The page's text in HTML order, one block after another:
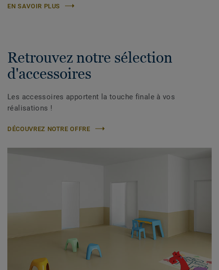
EN SAVOIR PLUS
Retrouvez notre sélection
d'accessoires
Les accessoires apportent la touche finale à vos
réalisations !
DÉCOUVREZ NOTRE OFFRE